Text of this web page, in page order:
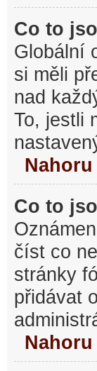
Co to
Globální
si měli
nad
To, jestli
Nahoru
Co to
číst co
stránky
přidávat
Nahoru